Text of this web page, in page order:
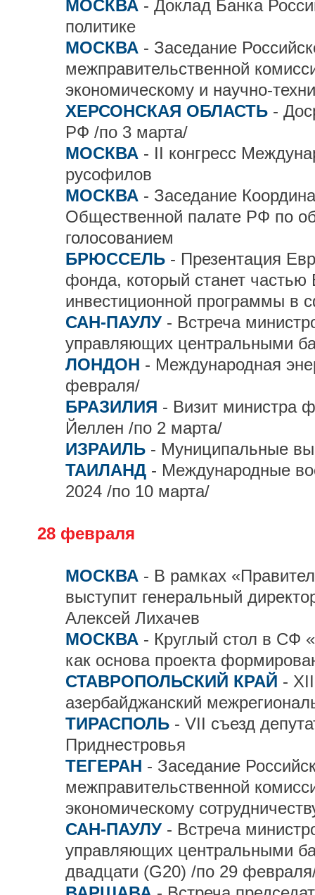
МОСКВА - Доклад Банка
политике
МОСКВА - Заседание
межправительственной
экономическому и научно-
ХЕРСОНСКАЯ ОБЛАСТЬ -
РФ /по 3 марта/
МОСКВА - II конгресс
русофилов
МОСКВА - Заседание
Общественной палате РФ по
голосованием
БРЮССЕЛЬ - Презентация
фонда, который станет частью
инвестиционной программы в
САН-ПАУЛУ - Встреча
управляющих центральными
ЛОНДОН - Международная
февраля/
БРАЗИЛИЯ - Визит министра
Йеллен /по 2 марта/
ИЗРАИЛЬ - Муниципальные
ТАИЛАНД - Международные
2024 /по 10 марта/
28 февраля
МОСКВА - В рамках
выступит генеральный
Алексей Лихачев
МОСКВА - Круглый стол в СФ
как основа проекта
СТАВРОПОЛЬСКИЙ КРАЙ -
азербайджанский
ТИРАСПОЛЬ - VII съезд
Приднестровья
ТЕГЕРАН - Заседание
межправительственной
экономическому
САН-ПАУЛУ - Встреча
управляющих центральными
двадцати (G20) /по 29